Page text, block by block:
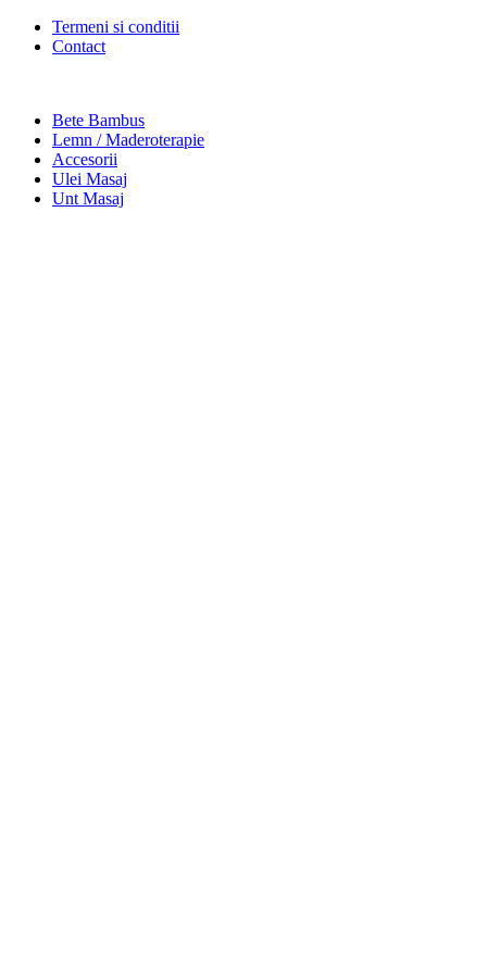
Termeni si conditii
Contact
Bete Bambus
Lemn / Maderoterapie
Accesorii
Ulei Masaj
Unt Masaj